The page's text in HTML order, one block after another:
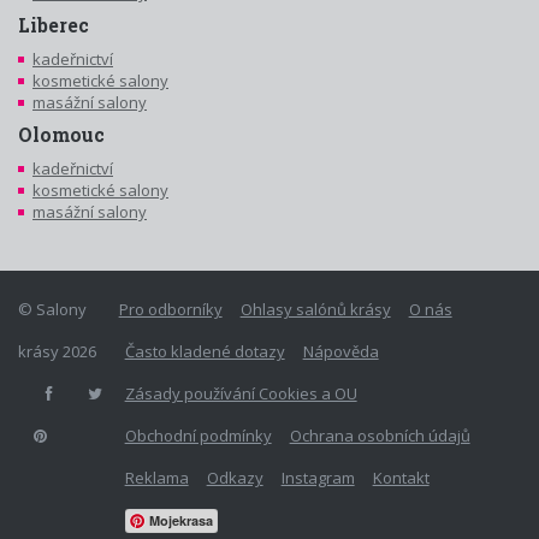
Liberec
kadeřnictví
kosmetické salony
masážní salony
Olomouc
kadeřnictví
kosmetické salony
masážní salony
Pro odborníky Ohlasy salónů krásy
O nás
Často kladené dotazy
Nápověda
Zásady používání Cookies a OU
Obchodní podmínky
Ochrana osobních údajů
Reklama
Odkazy Instagram Kontakt
Mojekrasa
© Salony
krásy 2026